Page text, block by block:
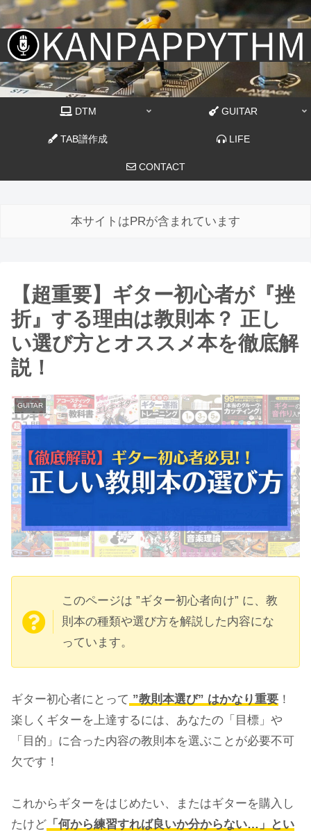
DTM GUITAR
TAB譜作成 LIFE
CONTACT
本サイトはPRが含まれています
【超重要】ギター初心者が『挫
折』する理由は教則本？ 正し
い選び方とオススメ本を徹底解
説！
GUITAR
このページは ”ギター初心者向け” に、教
則本の種類や選び方を解説した内容にな
っています。
ギター初心者にとって ”教則本選び” はかなり重要 ！
楽しくギターを上達するには、あなたの「目標」や
「目的」に合った内容の教則本を選ぶことが必要不可
欠です！
これからギターをはじめたい、またはギターを購入し
たけど 「何から練習すれば良いか分からない…」とい